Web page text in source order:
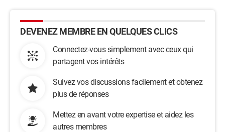
DEVENEZ MEMBRE EN QUELQUES CLICS
Connectez-vous simplement avec ceux qui
partagent vos intérêts
Suivez vos discussions facilement et obtenez
plus de réponses
Mettez en avant votre expertise et aidez les
autres membres